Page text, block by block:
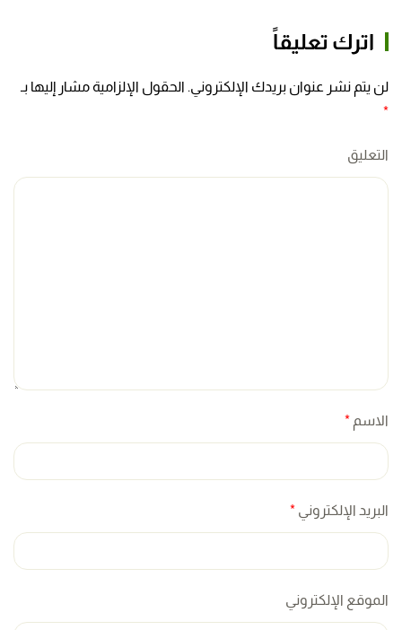
اترك تعليقاً
لن يتم نشر عنوان بريدك الإلكتروني. الحقول الإلزامية مشار إليها بـ
*
التعليق
الاسم *
البريد الإلكتروني *
الموقع الإلكتروني